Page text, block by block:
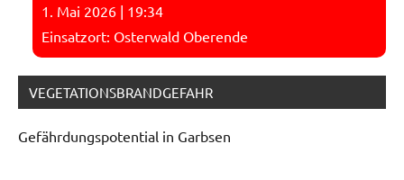
1. Mai 2026 | 19:34
Einsatzort: Osterwald Oberende
VEGETATIONSBRANDGEFAHR
Gefährdungspotential in Garbsen